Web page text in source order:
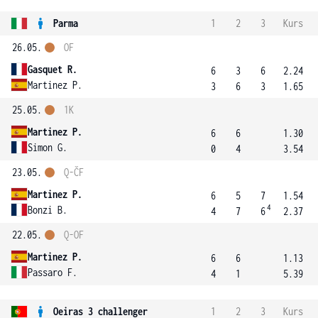
Parma 1 2 3
Kurs
26.05.
Gasquet R.
Martinez P.
OF
6
3
3
6
6
3
2.24
1.65
25.05.
Martinez P.
Simon G.
1K
6
0
6
4
1.30
3.54
23.05.
Martinez P.
Bonzi B.
Q-ČF
6
4
5
7
7
64
1.54
2.37
22.05.
Martinez P.
Passaro F.
Q-OF
6
4
6
1
1.13
5.39
Oeiras 3 challenger 1 2 3
Kurs